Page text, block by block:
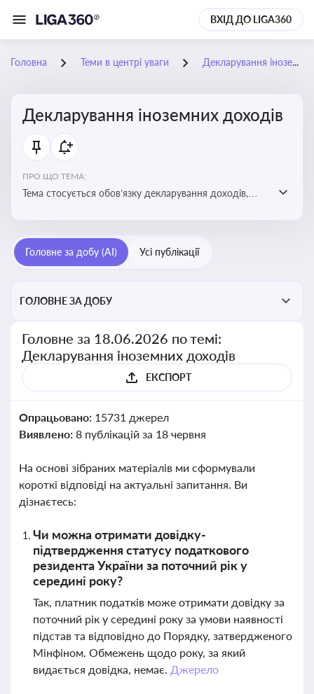
ВХІД ДО LIGA360
Головна Теми в центрі уваги Декларування іноземних доходів
Декларування іноземних доходів
ПРО ЩО ТЕМА:
Тема стосується обов’язку декларування доходів,
уникнення подвійного оподаткування
Головне за добу (AI) Усі публікації
ГОЛОВНЕ ЗА ДОБУ
Головне за 18.06.2026 по темі:
Декларування іноземних доходів
ЕКСПОРТ
Опрацьовано: 15731 джерел
Виявлено: 8 публікацій за 18 червня
На основі зібраних матеріалів ми сформували
короткі відповіді на актуальні запитання. Ви
дізнаєтесь:
Чи можна отримати довідку-
підтвердження статусу податкового
резидента України за поточний рік у
середині року?
Так, платник податків може отримати довідку за
поточний рік у середині року за умови наявності
підстав та відповідно до Порядку, затвердженого
Мінфіном. Обмежень щодо року, за який
видається довідка, немає. Джерело